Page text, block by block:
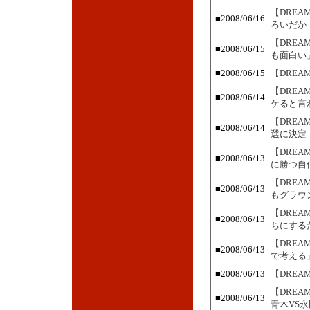
■2008/06/16
【
ろいだか
■2008/06/15
【
も面白い
■2008/06/15
【
■2008/06/14
【
ケると言
■2008/06/14
【
選に決定
■2008/06/13
【
に勝つ自
■2008/06/13
【
もグラウ
■2008/06/13
【
ちにする
■2008/06/13
【
で考える
■2008/06/13
【
■2008/06/13
【
青木VS